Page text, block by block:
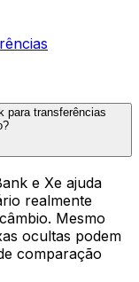
para transferências
e Xe ajuda
realmente
Mesmo
ocultas podem
comparação